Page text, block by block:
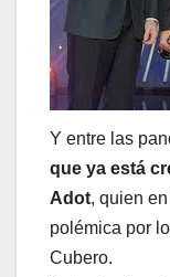
Y entre las
que ya está
Adot, quien
polémica por
Cubero.